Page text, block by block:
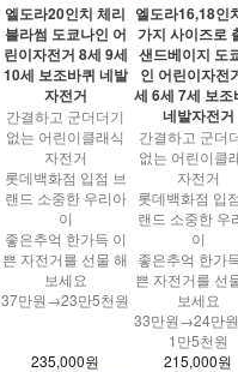
엘도라20인치 체리
블라썸 도쿄나인 어
린이자전거 8세 9세
10세 보조바퀴 네발
자전거
간결하고 군더더기
없는 어린이클래식
자전거
롯데백화점 입점 브
랜드 소중한 우리아
이
좋은추억 한가득 이
쁜 자전거를 선물 해
보세요
37만원→23만5천원
235,000원
엘도라16,18인
가지 사이즈로
샌드베이지 도
인 어린이자전
세 6세 7세 보조
네발자전거
간결하고 군더
없는 어린이클
자전거
롯데백화점 입
랜드 소중한 우
이
좋은추억 한가
쁜 자전거를 선
보세요
33만원→24만
1만5천원
215,000원